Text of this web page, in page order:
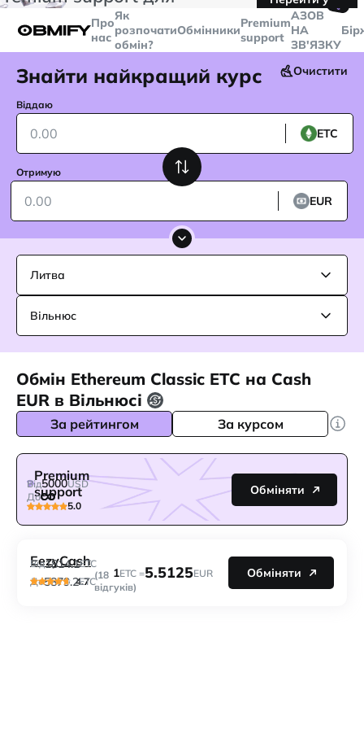
більше
Telegram
Про
нас
Як
розпочати
обмін?
ОбмінникиPremium
support
🤙
AЗОВ
НА
ЗВ'ЯЗКУ
Знайти найкращий курс Очистити
Віддаю
ETC
Отримую
EUR
Литва
Вільнюс
Обмін Ethereum Classic ETC на Cash
EUR в Вільнюсі
За рейтингом За курсом
Premium
support
5.0
Від5000USD
До
Обміняти
EezyCash
4.7 (18
відгуків)
Від1814.1ETC
До5879.2ETC
1ETC =5.5125EUR Обміняти